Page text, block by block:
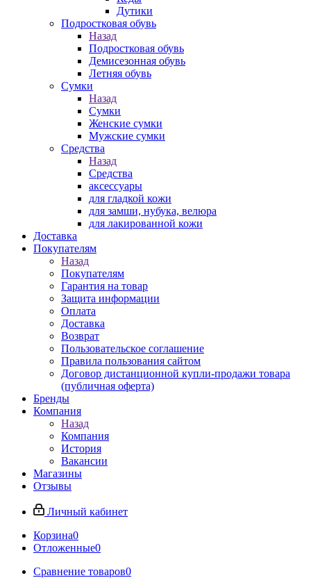
Дутики
Подростковая обувь
Назад
Подростковая обувь
Демисезонная обувь
Летняя обувь
Сумки
Назад
Сумки
Женские сумки
Мужские сумки
Средства
Назад
Средства
аксессуары
для гладкой кожи
для замши, нубука, велюра
для лакированной кожи
Доставка
Покупателям
Назад
Покупателям
Гарантия на товар
Защита информации
Оплата
Доставка
Возврат
Пользовательское соглашение
Правила пользования сайтом
Договор дистанционной купли-продажи товара
(публичная оферта)
Бренды
Компания
Назад
Компания
История
Вакансии
Магазины
Отзывы
Личный кабинет
Корзина0
Отложенные0
Сравнение товаров0